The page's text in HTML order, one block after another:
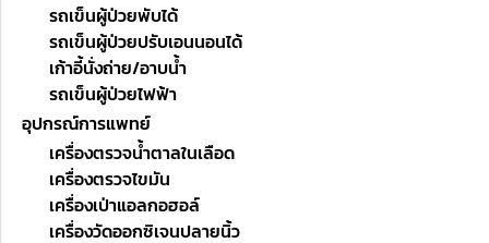
รถเข็นผู้ป่วยพับได้
รถเข็นผู้ป่วยปรับเอนนอนได้
เก้าอี้นั่งถ่าย/อาบน้ำ
รถเข็นผู้ป่วยไฟฟ้า
อุปกรณ์การแพทย์
เครื่องตรวจน้ำตาลในเลือด
เครื่องตรวจไขมัน
เครื่องเป่าแอลกอฮอล์
เครื่องวัดออกซิเจนปลายนิ้ว